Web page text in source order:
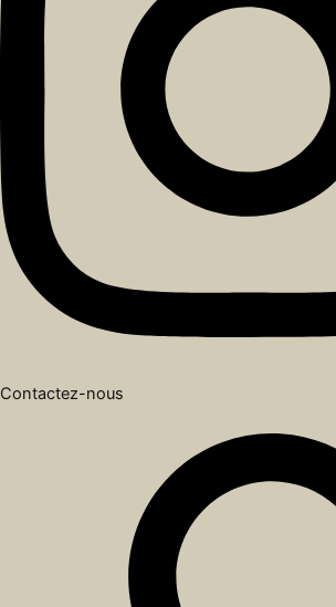
Contactez-nous